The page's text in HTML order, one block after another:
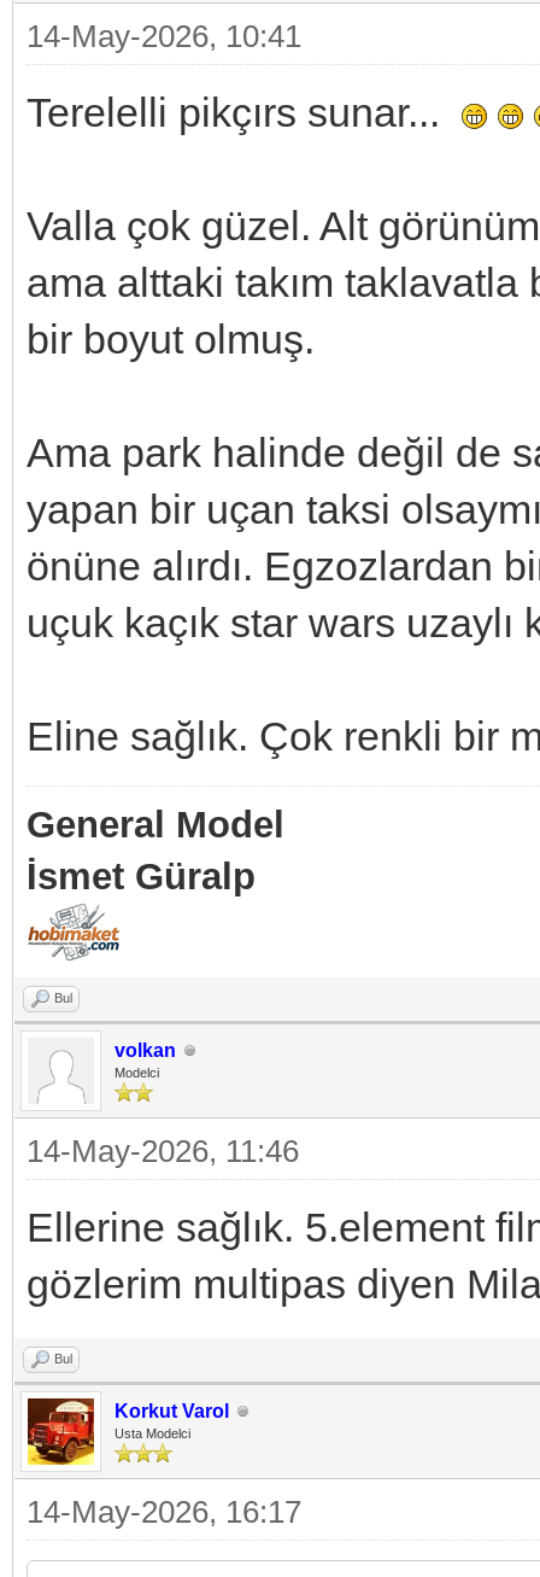
14-May-2026, 10:41
Terelelli pikçırs sunar...
Valla çok güzel. Alt
ama alttaki takım
bir boyut olmuş.
Ama park halinde değil de
yapan bir uçan taksi
önüne alırdı. Egzozlardan
uçuk kaçık star wars
Eline sağlık. Çok renkli bir
General Model
İsmet Güralp
Bul
volkan
Modelci
14-May-2026, 11:46
Ellerine sağlık. 5.element
gözlerim multipas diyen
Bul
Korkut Varol
Usta Modelci
14-May-2026, 16:17